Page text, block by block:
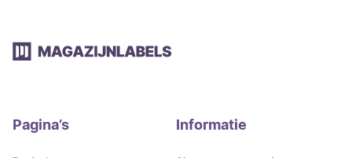
Pagina’s Informatie